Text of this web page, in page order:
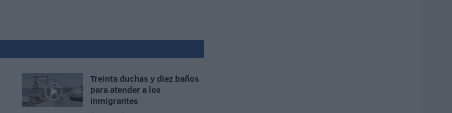
Treinta duchas y diez baños
para atender a los
inmigrantes